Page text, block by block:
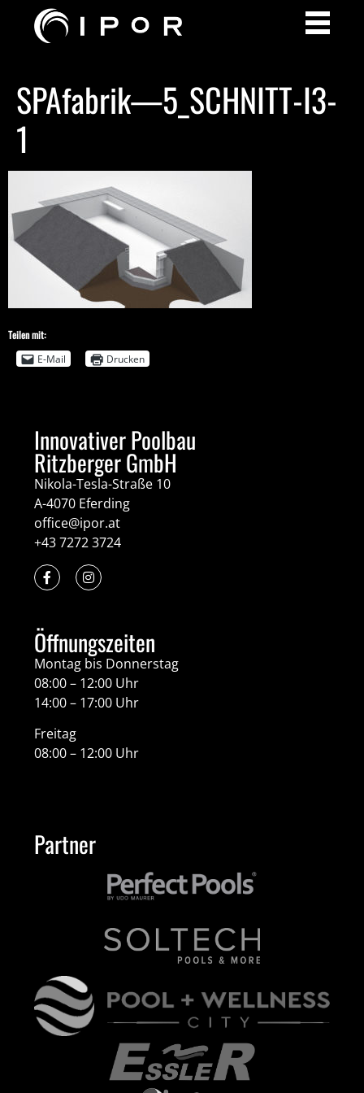
SPAfabrik—5_SCHNITT-I3-
1
Teilen mit:
E-Mail
Drucken
Innovativer Poolbau
Ritzberger GmbH
Nikola-Tesla-Straße 10
A-4070 Eferding
office@ipor.at
+43 7272 3724
Öffnungszeiten
Montag bis Donnerstag
08:00 – 12:00 Uhr
14:00 – 17:00 Uhr
Freitag
08:00 – 12:00 Uhr
Partner